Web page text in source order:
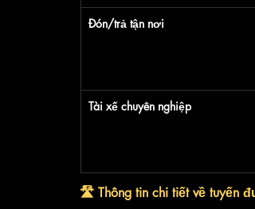
Đón/trả tận nơi
Tài xế chuyên nghiệp
🛣️ Thông tin chi tiết về tuyến